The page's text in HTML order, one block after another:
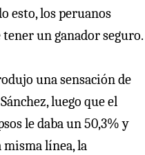
esto, los peruanos
un ganador seguro.
una sensación de
luego que el
le daba un 50,3% y
línea, la